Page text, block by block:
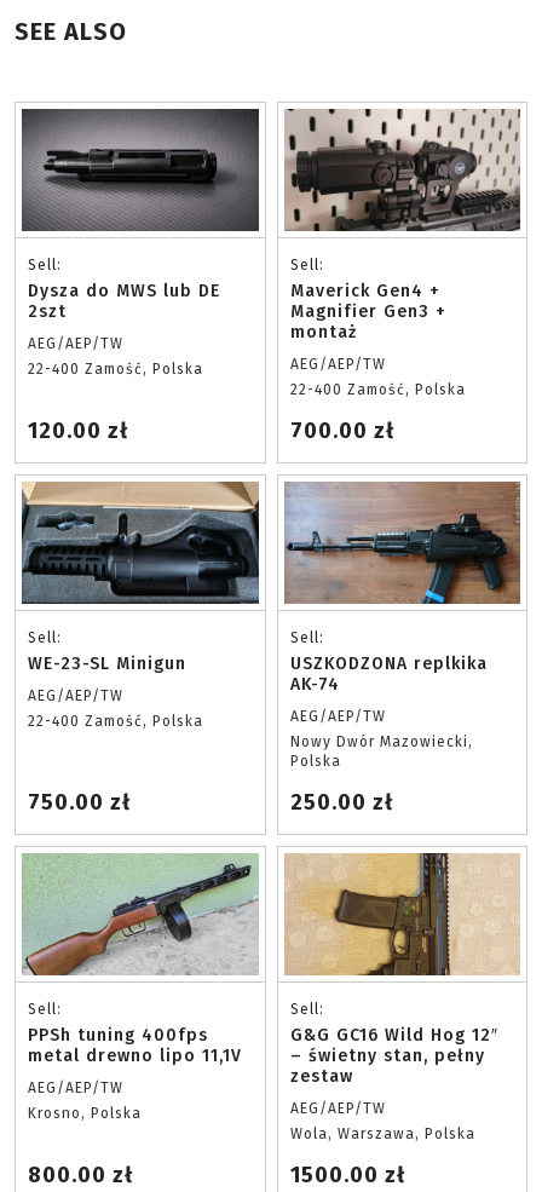
SEE ALSO
Sell:
Dysza do MWS lub DE
2szt
AEG/AEP/TW
22-400 Zamość, Polska
120.00 zł
Sell:
Maverick Gen4 +
Magnifier Gen3 +
montaż
AEG/AEP/TW
22-400 Zamość, Polska
700.00 zł
Sell:
WE-23-SL Minigun
AEG/AEP/TW
22-400 Zamość, Polska
750.00 zł
Sell:
USZKODZONA replkika
AK-74
AEG/AEP/TW
Nowy Dwór Mazowiecki,
Polska
250.00 zł
Sell:
PPSh tuning 400fps
metal drewno lipo 11,1V
AEG/AEP/TW
Krosno, Polska
800.00 zł
Sell:
G&G GC16 Wild Hog 12″
– świetny stan, pełny
zestaw
AEG/AEP/TW
Wola, Warszawa, Polska
1500.00 zł